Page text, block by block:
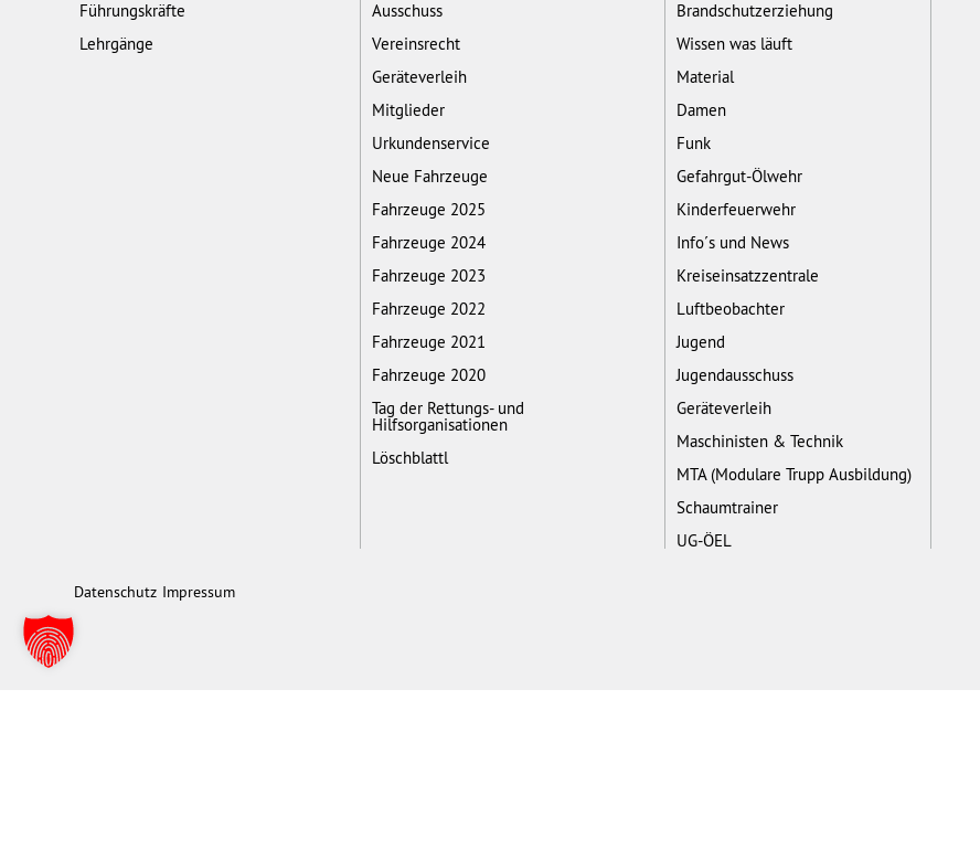
Führungskräfte
Lehrgänge
Ausschuss
Vereinsrecht
Geräteverleih
Mitglieder
Urkundenservice
Neue Fahrzeuge
Fahrzeuge 2025
Fahrzeuge 2024
Fahrzeuge 2023
Fahrzeuge 2022
Fahrzeuge 2021
Fahrzeuge 2020
Tag der Rettungs- und
Hilfsorganisationen
Löschblattl
Brandschutzerziehung
Wissen was läuft
Material
Damen
Funk
Gefahrgut-Ölwehr
Kinderfeuerwehr
Info´s und News
Kreiseinsatzzentrale
Luftbeobachter
Jugend
Jugendausschuss
Geräteverleih
Maschinisten & Technik
MTA (Modulare Trupp Ausbildung)
Schaumtrainer
UG-ÖEL
Datenschutz Impressum